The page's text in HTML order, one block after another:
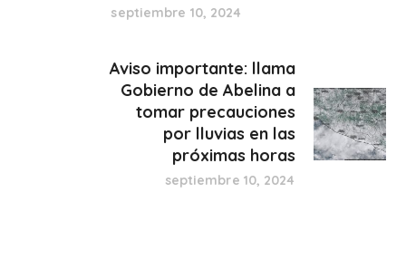
septiembre 10, 2024
Aviso importante: llama
Gobierno de Abelina a
tomar precauciones
por lluvias en las
próximas horas
septiembre 10, 2024